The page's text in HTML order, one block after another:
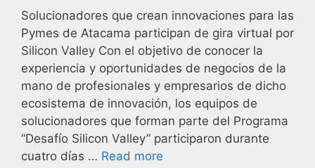
Solucionadores que crean innovaciones para las
Pymes de Atacama participan de gira virtual por
Silicon Valley Con el objetivo de conocer la
experiencia y oportunidades de negocios de la
mano de profesionales y empresarios de dicho
ecosistema de innovación, los equipos de
solucionadores que forman parte del Programa
“Desafío Silicon Valley” participaron durante
cuatro días … Read more